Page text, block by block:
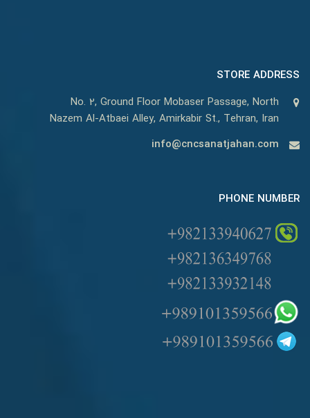
STORE ADDRESS
No. 2, Ground Floor Mobaser Passage, North
Nazem Al-Atbaei Alley, Amirkabir St., Tehran, Iran
info@cncsanatjahan.com
PHONE NUMBER